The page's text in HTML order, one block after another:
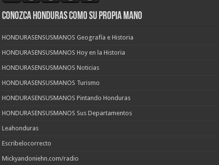
CONOZCA HONDURAS COMO SU PROPIA MANO
HONDURASENSUSMANOS Geografía e Historia
HONDURASENSUSMANOS Hoy en la Historia
HONDURASENSUSMANOS Noticias
HONDURASENSUSMANOS Turismo
HONDURASENSUSMANOS Pintando Honduras
HONDURASENSUSMANOS Sus Departamentos
Leahonduras
Escribelocorrecto
Mickyandoniehn.com/radio